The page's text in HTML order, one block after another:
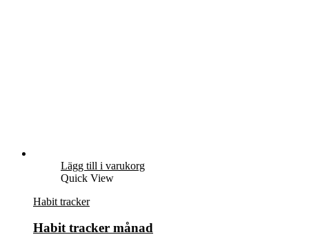
Lägg till i varukorg
Quick View
Habit tracker
Habit tracker månad